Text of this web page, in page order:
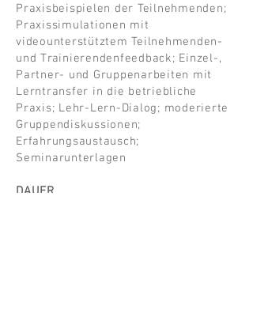
Praxisbeispielen der Teilnehmenden;
Praxissimulationen mit
videounterstütztem Teilnehmenden-
und Trainierendenfeedback; Einzel-,
Partner- und Gruppenarbeiten mit
Lerntransfer in die betriebliche
Praxis; Lehr-Lern-Dialog; moderierte
Gruppendiskussionen;
Erfahrungsaustausch;
Seminarunterlagen
DAUER